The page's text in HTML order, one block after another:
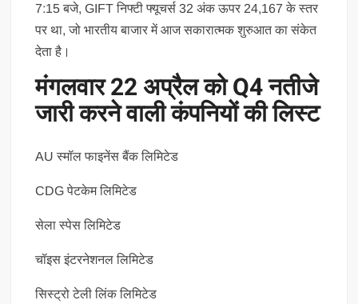
7:15 बजे, GIFT निफ्टी फ्यूचर्स 32 अंक ऊपर 24,167 के स्तर
पर था, जो भारतीय बाजार में आज सकारात्मक शुरुआत का संकेत
देता है।
मंगलवार 22 अप्रैल को Q4 नतीजे
जारी करने वाली कंपनियों की लिस्ट
AU स्मॉल फाइनेंस बैंक लिमिटेड
CDG पेटकेम लिमिटेड
सेला स्पेस लिमिटेड
चॉइस इंटरनेशनल लिमिटेड
सिस्ट्रो टेली लिंक लिमिटेड